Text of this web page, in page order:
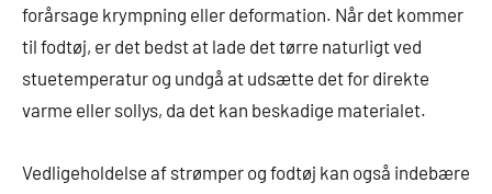
forårsage krympning eller deformation. Når det kommer
til fodtøj, er det bedst at lade det tørre naturligt ved
stuetemperatur og undgå at udsætte det for direkte
varme eller sollys, da det kan beskadige materialet.
Vedligeholdelse af strømper og fodtøj kan også indebære